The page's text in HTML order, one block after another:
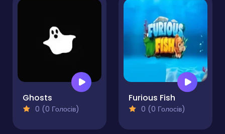
Ghosts
0 (0 Голосів)
Furious Fish
0 (0 Голосів)